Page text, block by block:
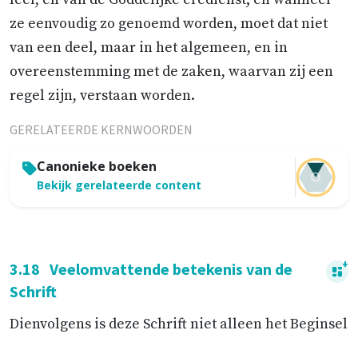
ze eenvoudig zo genoemd worden, moet dat niet
van een deel, maar in het algemeen, en in
overeenstemming met de zaken, waarvan zij een
regel zijn, verstaan worden.
GERELATEERDE KERNWOORDEN
Canonieke boeken
Bekijk gerelateerde content
3.18 Veelomvattende betekenis van de
Schrift
Dienvolgens is deze Schrift niet alleen het Beginsel